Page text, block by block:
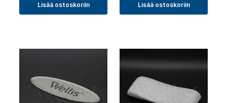
Lisää ostoskoriin Lisää ostoskoriin